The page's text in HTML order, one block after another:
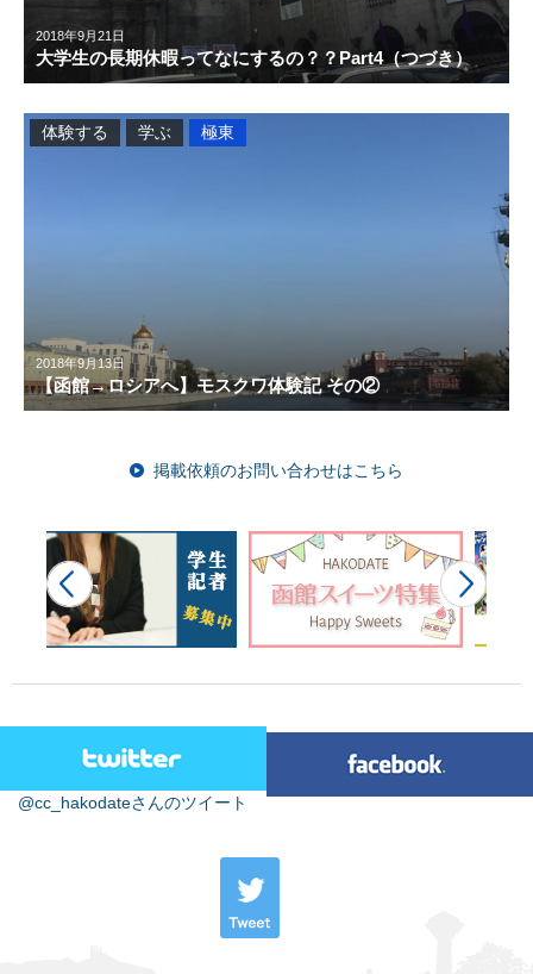
2018年9月21日
大学生の長期休暇ってなにするの？？Part4（つづき）
2018年9月13日
【函館→ロシアへ】モスクワ体験記 その②
体験する 学ぶ 極東
掲載依頼のお問い合わせはこちら
@cc_hakodateさんのツイート